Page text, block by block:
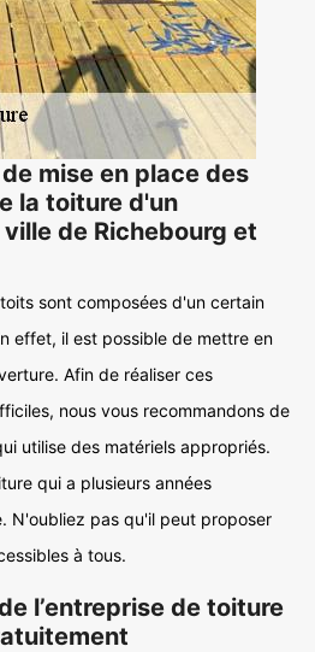
mise en place des
la toiture d'un
de Richebourg et
sont composées d'un certain
effet, il est possible de mettre en
Afin de réaliser ces
nous vous recommandons de
utilise des matériels appropriés.
qui a plusieurs années
N'oubliez pas qu'il peut proposer
à tous.
l’entreprise de toiture